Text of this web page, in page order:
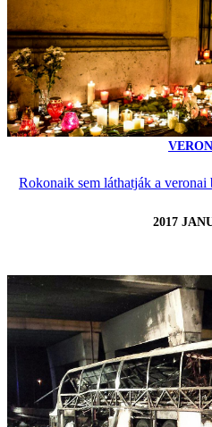
Rokonaik sem láthatják a veronai
2017